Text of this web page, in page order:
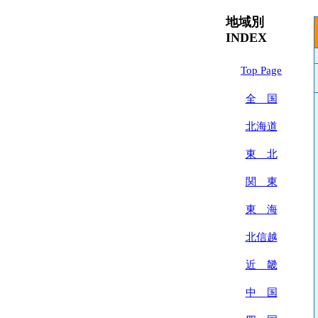
地域別
INDEX
Top Page
全 国
北海道
東 北
関 東
東 海
北信越
近 畿
中 国